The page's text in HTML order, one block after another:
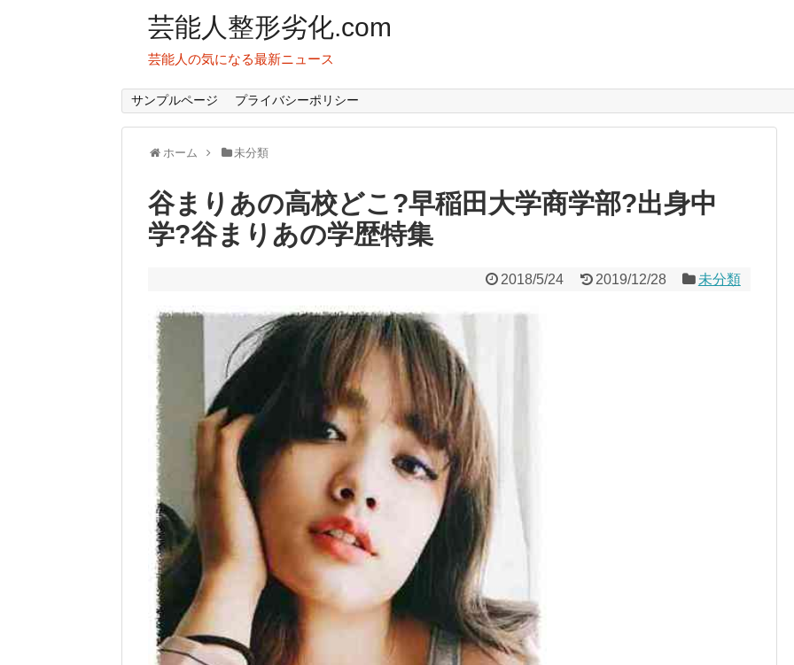
芸能人整形劣化.com
芸能人の気になる最新ニュース
サンプルページ プライバシーポリシー
ホーム 未分類
谷まりあの高校どこ?早稲田大学商学部?出身中
学?谷まりあの学歴特集
2018/5/24 2019/12/28 未分類